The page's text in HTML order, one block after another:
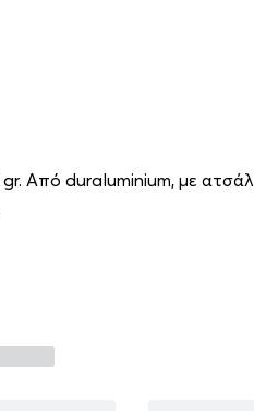
Από duraluminium, με